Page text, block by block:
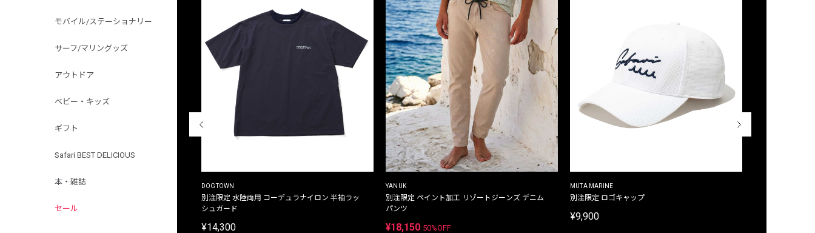
モバイル/ステーショナリー
サーフ/マリングッズ
アウトドア
ベビー・キッズ
ギフト
Safari BEST DELICIOUS
本・雑誌
セール
THE DUFFER OF ST.GEORGE
プリントTシャツ
DOGTOWN
別注限定 水陸両用 コーデュラナイロン 半袖ラッ
シュガード
¥14,300
YANUK
別注限定 ペイント加工 リゾートジーンズ デニム
パンツ
¥18,150 50%OFF
MUTA MARINE
別注限定 ロゴキャップ
¥9,900